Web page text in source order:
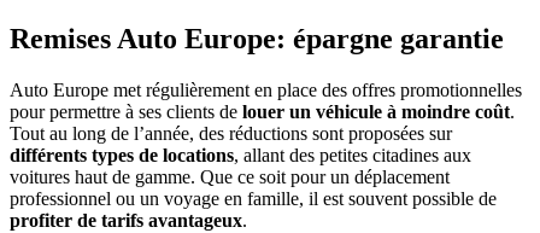
Remises Auto Europe: épargne garantie
Auto Europe met régulièrement en place des offres promotionnelles
pour permettre à ses clients de louer un véhicule à moindre coût.
Tout au long de l’année, des réductions sont proposées sur
différents types de locations, allant des petites citadines aux
voitures haut de gamme. Que ce soit pour un déplacement
professionnel ou un voyage en famille, il est souvent possible de
profiter de tarifs avantageux.